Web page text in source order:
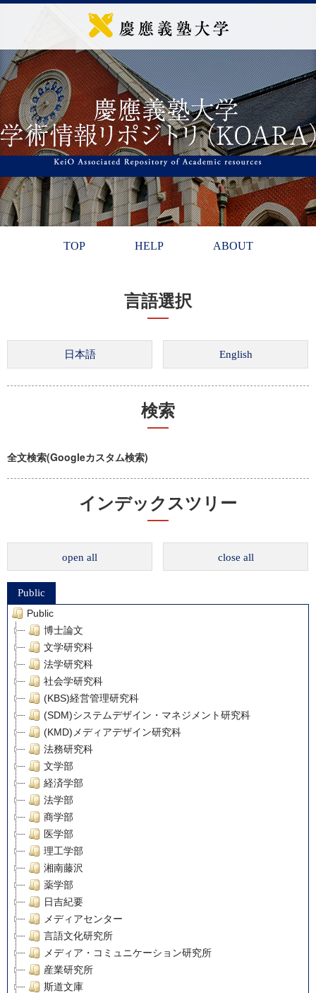
TOP HELP ABOUT
言語選択
検索
全文検索(Googleカスタム検索)
インデックスツリー
open all close all
Public
Public
博士論文
文学研究科
法学研究科
社会学研究科
(KBS)経営管理研究科
(SDM)システムデザイン・マネジメント研究科
(KMD)メディアデザイン研究科
法務研究科
文学部
経済学部
法学部
商学部
医学部
理工学部
湘南藤沢
薬学部
日吉紀要
メディアセンター
言語文化研究所
メディア・コミュニケーション研究所
産業研究所
斯道文庫